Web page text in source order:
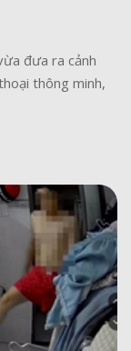
đưa ra cảnh
thông minh,